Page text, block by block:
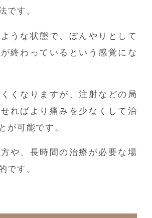
です。
うな状態で、ぼんやりとして
終わっているという感覚にな
くなりますが、注射などの局
ればより痛みを少なくして治
が可能です。
や、長時間の治療が必要な場
です。